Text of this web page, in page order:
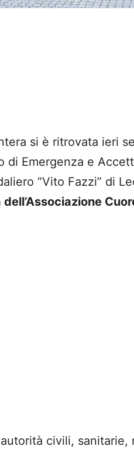
si è ritrovata ieri
di Emergenza e
“Vito Fazzi” di
civili,